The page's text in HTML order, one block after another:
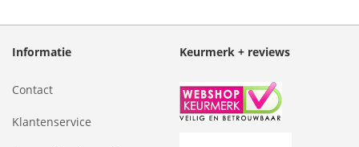
Informatie
Contact
Klantenservice
Keurmerk + reviews